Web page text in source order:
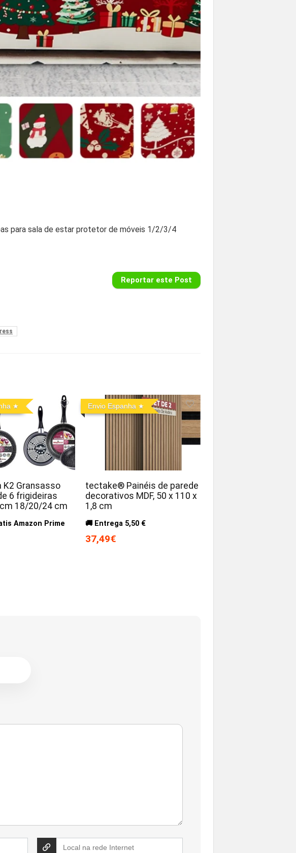
para sala de estar protetor de móveis 1/2/3/4
Reportar este Post
K2 Gransasso
6 frigideiras
18/20/24 cm
Amazon Prime
Envio Espanha
tectake® Painéis de parede
decorativos MDF, 50 x 110 x
1,8 cm
🚚 Entrega 5,50 €
37,49€